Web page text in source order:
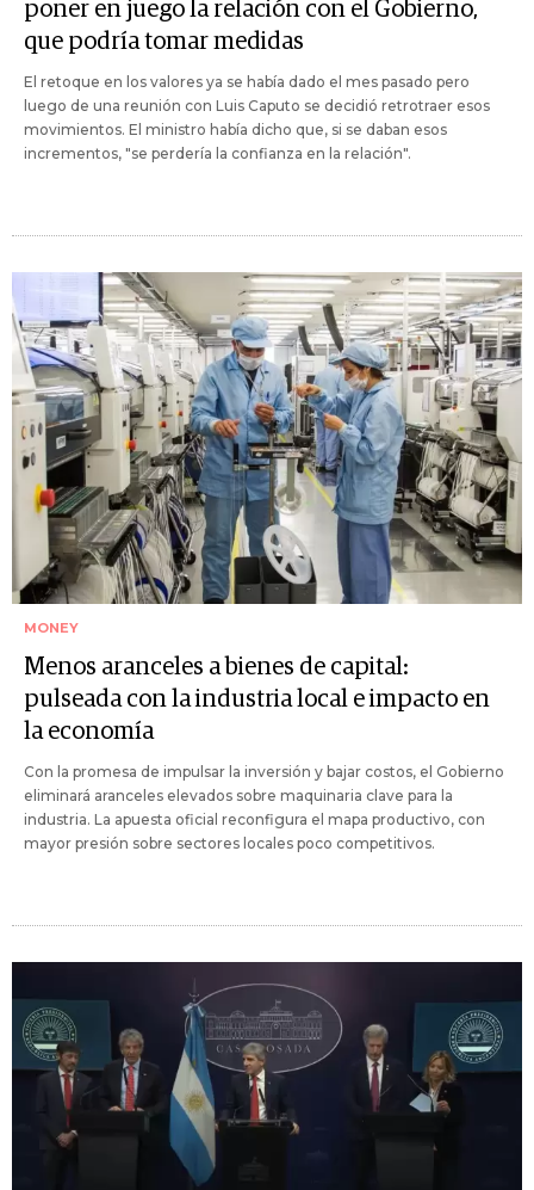
poner en juego la relación con el Gobierno,
que podría tomar medidas
El retoque en los valores ya se había dado el mes pasado pero
luego de una reunión con Luis Caputo se decidió retrotraer esos
movimientos. El ministro había dicho que, si se daban esos
incrementos, "se perdería la confianza en la relación".
MONEY
Menos aranceles a bienes de capital:
pulseada con la industria local e impacto en
la economía
Con la promesa de impulsar la inversión y bajar costos, el Gobierno
eliminará aranceles elevados sobre maquinaria clave para la
industria. La apuesta oficial reconfigura el mapa productivo, con
mayor presión sobre sectores locales poco competitivos.